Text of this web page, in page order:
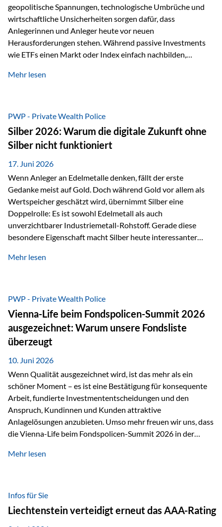
geopolitische Spannungen, technologische Umbrüche und
wirtschaftliche Unsicherheiten sorgen dafür, dass
Anlegerinnen und Anleger heute vor neuen
Herausforderungen stehen. Während passive Investments
wie ETFs einen Markt oder Index einfach nachbilden,
setzen auf die Expertise erfahrener Fondsmanager, die
Veränderungen geprägt ist, kann diese aktive
Herangehensweise einen entscheidenden Mehrwert bieten.
Was zeichnet aktive Fonds aus? Aktive Fonds verfolgen das
Ziel, nicht nur einen Markt abzubilden, sondern gezielt
Anlageentscheidungen zu treffen. Fondsmanager
analysieren Unternehmen,…
Mehr lesen
PWP - Private Wealth Police
Silber 2026: Warum die digitale Zukunft ohne
Silber nicht funktioniert
17. Juni 2026
Wenn Anleger an Edelmetalle denken, fällt der erste
Gedanke meist auf Gold. Doch während Gold vor allem als
Wertspeicher geschätzt wird, übernimmt Silber eine
Doppelrolle: Es ist sowohl Edelmetall als auch
unverzichtbarer Industriemetall-Rohstoff. Gerade diese
besondere Eigenschaft macht Silber heute interessanter
elektrischer – und genau dort spielt Silber eine
Leitfähigkeit aller Metalle. Diese Eigenschaft macht es für
zahlreiche Zukunftstechnologien praktisch unverzichtbar.
Silber findet sich unter anderem in: Solarmodulen
Elektrofahrzeugen Halbleitern Smartphones und Tablets…
Mehr lesen
PWP - Private Wealth Police
Vienna-Life beim Fondspolicen-Summit 2026
ausgezeichnet: Warum unsere Fondsliste
überzeugt
10. Juni 2026
Wenn Qualität ausgezeichnet wird, ist das mehr als ein
schöner Moment – es ist eine Bestätigung für konsequente
Arbeit, fundierte Investmententscheidungen und den
Anspruch, Kundinnen und Kunden attraktive
Anlagelösungen anzubieten. Umso mehr freuen wir uns, dass
die Vienna-Life beim Fondspolicen-Summit 2026 in der
dieser Ehrung ist der renommierte Fondspolicenreport der
analysiert und verglichen wurden. Das Ergebnis: Die ETF-
Auswahl der Vienna-Life zählt zu den drei besten Angeboten
am Markt. Für uns ist diese Auszeichnung eine Bestätigung
Mehr lesen
Infos für Sie
Liechtenstein verteidigt erneut das AAA-Rating